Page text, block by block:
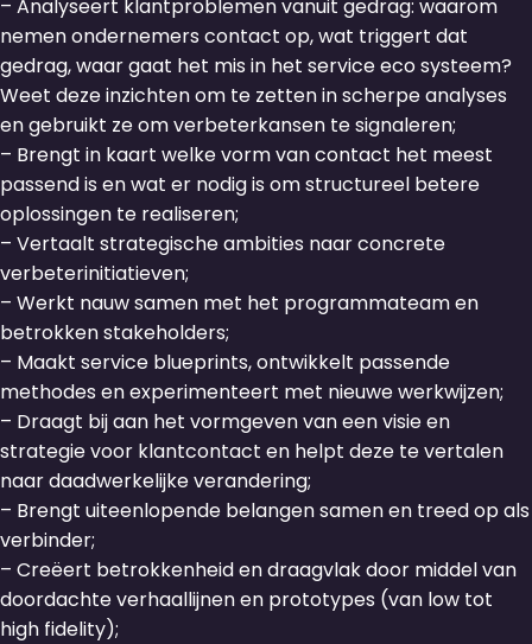
– Analyseert klantproblemen vanuit gedrag: waarom
nemen ondernemers contact op, wat triggert dat
gedrag, waar gaat het mis in het service eco systeem?
Weet deze inzichten om te zetten in scherpe analyses
en gebruikt ze om verbeterkansen te signaleren;
– Brengt in kaart welke vorm van contact het meest
passend is en wat er nodig is om structureel betere
oplossingen te realiseren;
– Vertaalt strategische ambities naar concrete
verbeterinitiatieven;
– Werkt nauw samen met het programmateam en
betrokken stakeholders;
– Maakt service blueprints, ontwikkelt passende
methodes en experimenteert met nieuwe werkwijzen;
– Draagt bij aan het vormgeven van een visie en
strategie voor klantcontact en helpt deze te vertalen
naar daadwerkelijke verandering;
– Brengt uiteenlopende belangen samen en treed op als
verbinder;
– Creëert betrokkenheid en draagvlak door middel van
doordachte verhaallijnen en prototypes (van low tot
high fidelity);